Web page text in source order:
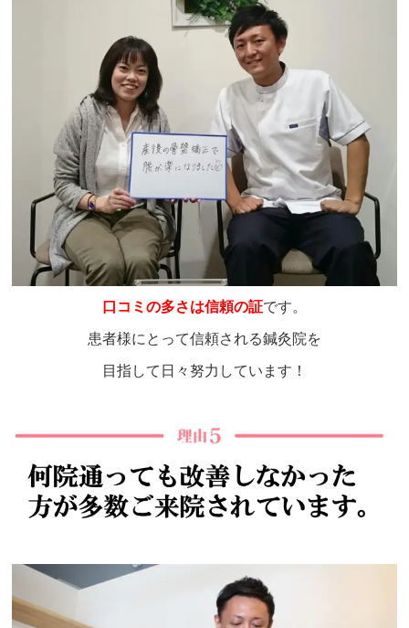
口コミの多さは信頼の証です。
患者様にとって信頼される鍼灸院を
目指して日々努力しています！